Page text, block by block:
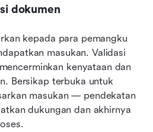
dokumen
kepada para pemangku
masukan. Validasi
kenyataan dan
Bersikap terbuka untuk
masukan — pendekatan
dukungan dan akhirnya